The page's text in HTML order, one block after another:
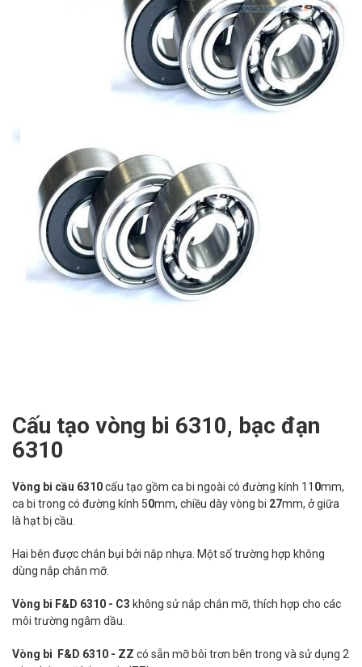
Cấu tạo vòng bi 6310, bạc đạn
6310
Vòng bi cầu 6310cấu tạo gồm ca bi ngoài có đường kính 11 0mm,
ca bi trong có đường kính 50mm, chiều dày vòng bi 27mm, ở giữa
là hạt bị cầu.
Hai bên được chắn bụi bởi nắp nhựa. Một số trường hợp không
dùng nắp chắn mỡ.
Vòng bi F&D 6310 - C3 không sử nắp chắn mỡ, thích hợp cho các
môi trường ngâm dầu.
Vòng bi F&D 6310 - ZZ có sẵn mỡ bôi trơn bên trong và sử dụng 2